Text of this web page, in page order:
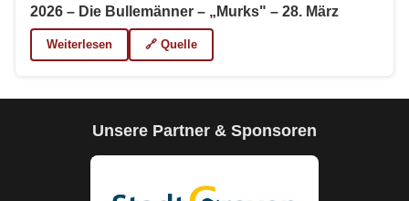
2026 – Die Bullemänner – „Murks" – 28. März
Weiterlesen 🔗 Quelle
Unsere Partner & Sponsoren